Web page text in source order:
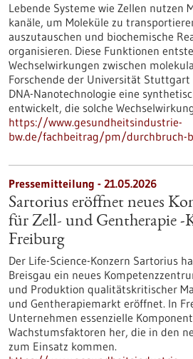
Lebende Systeme wie Zellen nutzen
kanäle, um Moleküle zu
auszutauschen und biochemische
organisieren. Diese Funktionen
Wechselwirkungen zwischen
Forschende der Universität
DNA-Nanotechnologie eine
entwickelt, die solche
https://www.gesundheitsindustrie-
bw.de/fachbeitrag/pm/durchbruch-
Pressemitteilung - 21.05.2026
Sartorius eröffnet neues
für Zell- und Gentherapie
Freiburg
Der Life-Science-Konzern Sartorius
Breisgau ein neues
und Produktion qualitätskritischer
und Gentherapiemarkt eröffnet. In
Unternehmen essenzielle
Wachstumsfaktoren her, die in den
zum Einsatz kommen.